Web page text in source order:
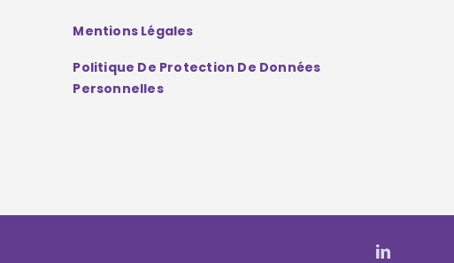
Mentions Légales
Politique De Protection De Données
Personnelles
LinkedIn